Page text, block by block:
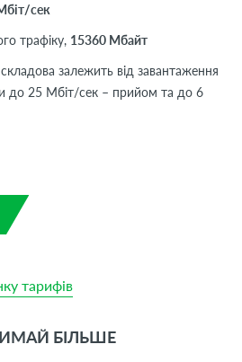
сек
трафіку, 15360 Мбайт
залежить від завантаження
до 25 Мбіт/сек – прийом та до 6
тарифів
БІЛЬШЕ